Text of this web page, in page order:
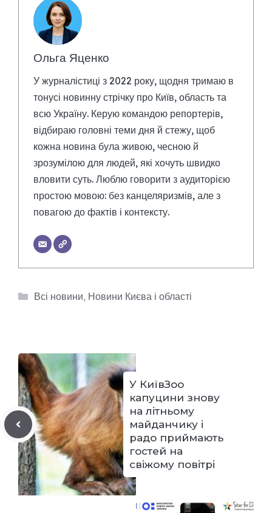
Ольга Яценко
У журналістиці з 2022 року, щодня тримаю в
тонусі новинну стрічку про Київ, область та
всю Україну. Керую командою репортерів,
відбираю головні теми дня й стежу, щоб
кожна новина була живою, чесною й
зрозумілою для людей, які хочуть швидко
вловити суть. Люблю говорити з аудиторією
простою мовою: без канцеляризмів, але з
повагою до фактів і контексту.
Категорії
Всі новини, Новини Києва і області
У КиївЗоо
капуцини знову
на літньому
майданчику і
радо приймають
гостей на
свіжому повітрі